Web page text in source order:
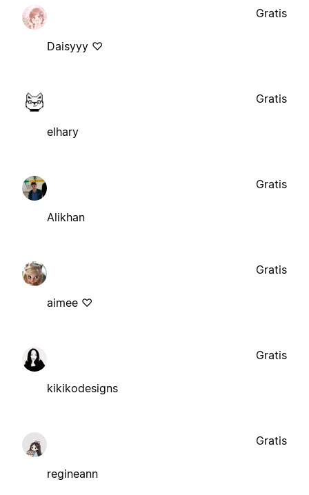
Daisyyy ♡
Gratis
elhary
Gratis
Alikhan
Gratis
aimee ♡
Gratis
kikikodesigns
Gratis
regineann
Gratis